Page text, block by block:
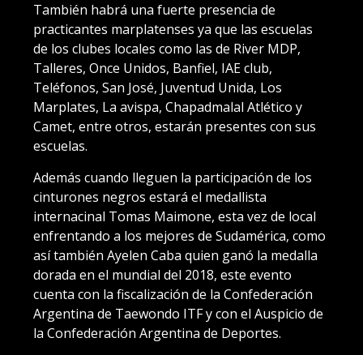
También habrá una fuerte presencia de
practicantes marplatenses ya que las escuelas
de los clubes locales como las de River MDP,
Talleres, Once Unidos, Banfiel, IAE club,
Teléfonos, San José, Juventud Unida, Los
Marplates, La avispa, Chapadmalal Atlético y
Camet, entre otros, estarán presentes con sus
escuelas.
Además cuando lleguen la participación de los
cinturones negros estará el medallista
internacinal Tomas Maimone, esta vez de local
enfrentando a los mejores de Sudamérica, como
así también Ayelen Caba quien ganó la medalla
dorada en el mundial del 2018, este evento
cuenta con la fiscalización de la Confederación
Argentina de Taewondo ITF y con el Auspicio de
la Confederación Argentina de Deportes.